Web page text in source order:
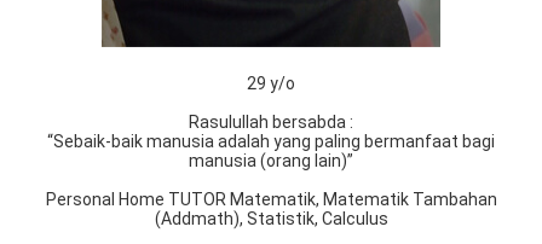
29 y/o
Rasulullah bersabda :
“Sebaik-baik manusia adalah yang paling bermanfaat bagi
manusia (orang lain)”
Personal Home TUTOR Matematik, Matematik Tambahan
(Addmath), Statistik, Calculus